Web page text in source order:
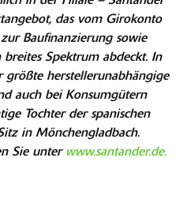
das vom Girokonto
Baufinanzierung sowie
Spektrum abdeckt. In
größte herstellerunabhängige
auch bei Konsumgütern
Tochter der spanischen
in Mönchengladbach.
Sie unter www.santander.de.